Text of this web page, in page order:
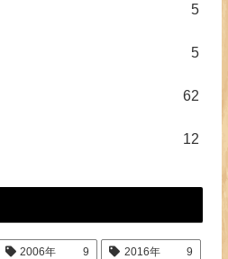
5
5
62
12
2006年 9 2016年 9